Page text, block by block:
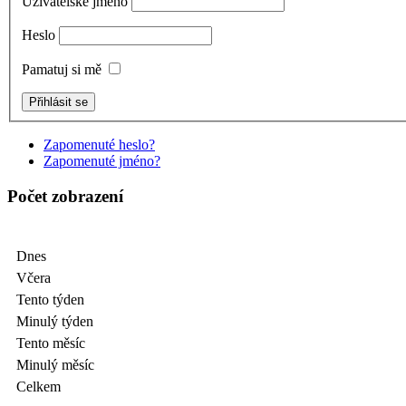
Heslo
Pamatuj si mě
Zapomenuté heslo?
Zapomenuté jméno?
Počet zobrazení
Dnes
Včera
Tento týden
Minulý týden
Tento měsíc
Minulý měsíc
Celkem